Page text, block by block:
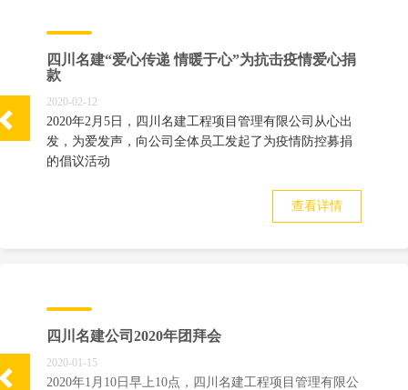
四川名建“爱心传递 情暖于心”为抗击疫情爱心捐
款
2020-02-12
2020年2月5 日 ，四川名建工程项目管理有限公司 从心出
发，为爱发声，向公司全体员工发起了为疫情防控募捐
的倡议活动
查看详情
四川名建公司2020年团拜会
2020-01-15
2020年1 月 10 日早上10点，四川名建工程项目管理有限公